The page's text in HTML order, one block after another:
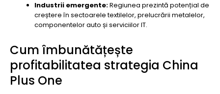
Industrii emergente:Regiunea prezintă potențial de
creștere în sectoarele textilelor, prelucrării metalelor,
componentelor auto și serviciilor IT.
Cum îmbunătățește
profitabilitatea strategia China
Plus One